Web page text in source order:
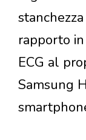
rapporto
ECG al
Samsung